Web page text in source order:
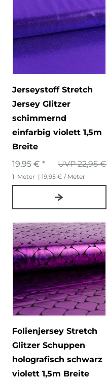
Jerseystoff Stretch
Jersey Glitzer
schimmernd
einfarbig violett 1,5m
Breite
UVP 22,95 €
19,95 € *
1 Meter | 19,95 € / Meter
Folienjersey Stretch
Glitzer Schuppen
holografisch schwarz
violett 1,5m Breite